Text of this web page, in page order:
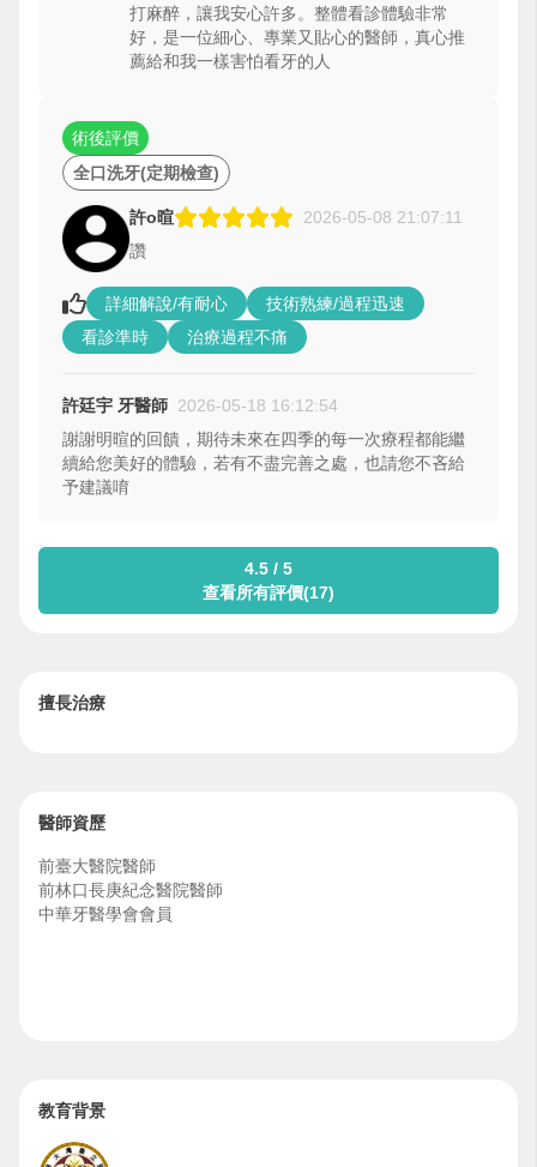
打麻醉，讓我安心許多。整體看診體驗非常
好，是一位細心、專業又貼心的醫師，真心推
薦給和我一樣害怕看牙的人
全口洗牙(定期檢查)
術後評價
許o暄
2026-05-08 21:07:11
讚
詳細解說/有耐心
技術熟練/過程迅速
看診準時
治療過程不痛
許廷宇 牙醫師 2026-05-18 16:12:54
謝謝明暄的回饋，期待未來在四季的每一次療程都能繼
續給您美好的體驗，若有不盡完善之處，也請您不吝給
予建議唷
4.5 / 5
查看所有評價(17)
擅長治療
醫師資歷
前臺大醫院醫師
前林口長庚紀念醫院醫師
中華牙醫學會會員
教育背景